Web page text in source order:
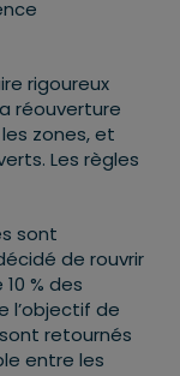
rigoureux
réouverture
zones, et
Les règles
sont
de rouvrir
% des
l’objectif de
sont retournés
entre les